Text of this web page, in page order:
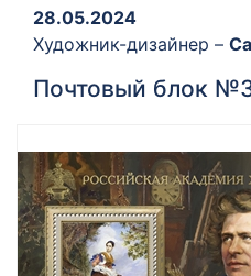
28.05.2024
Художник-дизайнер –
Почтовый блок